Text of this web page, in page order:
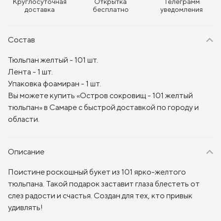
доставка
бесплатно
уведомления
Состав
Тюльпан желтый - 101 шт.
Лента - 1 шт.
Упаковка фоамиран - 1 шт.
Вы можете купить «Остров сокровищ - 101 желтый
тюльпан» в Самаре с быстрой доставкой по городу и
области.
Описание
Поистине роскошный букет из 101 ярко-желтого
тюльпана. Такой подарок заставит глаза блестеть от
слез радости и счастья. Создан для тех, кто привык
удивлять!